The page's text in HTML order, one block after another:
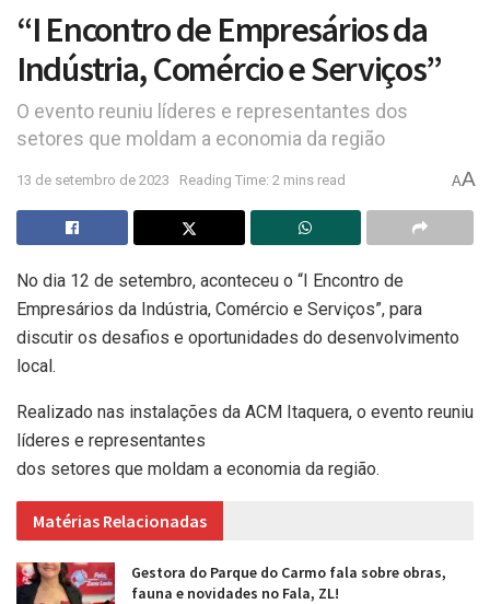
“I Encontro de Empresários da
Indústria, Comércio e Serviços”
O evento reuniu líderes e representantes dos
setores que moldam a economia da região
13 de setembro de 2023 Reading Time: 2 mins read AA
No dia 12 de setembro, aconteceu o “I Encontro de
Empresários da Indústria, Comércio e Serviços”, para
discutir os desafios e oportunidades do desenvolvimento
local.
Realizado nas instalações da ACM Itaquera, o evento reuniu
líderes e representantes
dos setores que moldam a economia da região.
Matérias Relacionadas
Gestora do Parque do Carmo fala sobre obras,
fauna e novidades no Fala, ZL!